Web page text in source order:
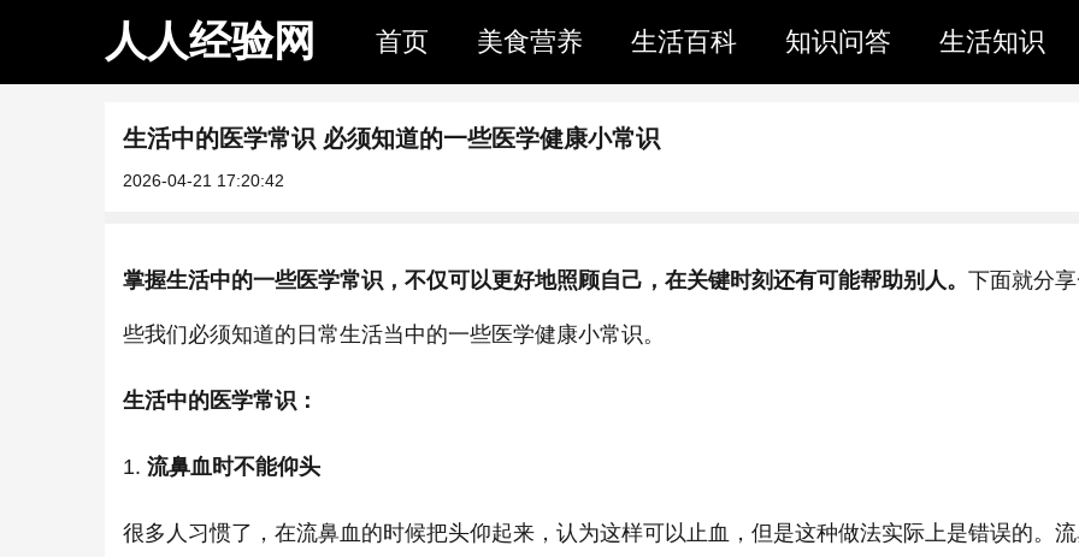
人人经验网 首页 美食营养 生活百科 知识问答 生活知识
生活中的医学常识 必须知道的一些医学健康小常识
2026-04-21 17:20:42
掌握生活中的一些医学常识，不仅可以更好地照顾自己，在关键时刻还有可能帮助别人。 下面就分
些我们必须知道的日常生活当中的一些医学健康小常识。
生活中的医学常识：
1. 流鼻血时不能仰头
很多人习惯了，在流鼻血的时候把头仰起来，认为这样可以止血，但是这种做法实际上是错误的。